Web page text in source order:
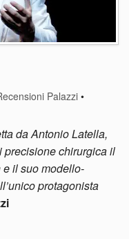
Palazzi •
da Antonio Latella,
precisione chirurgica il
il suo modello-
protagonista